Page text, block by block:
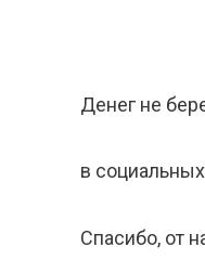
Денег не
в
Спасибо, от